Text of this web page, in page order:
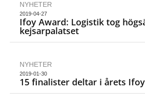
NYHETER
2019-04-27
Ifoy Award: Logistik tog
kejsarpalatset
NYHETER
2019-01-30
15 finalister deltar i årets